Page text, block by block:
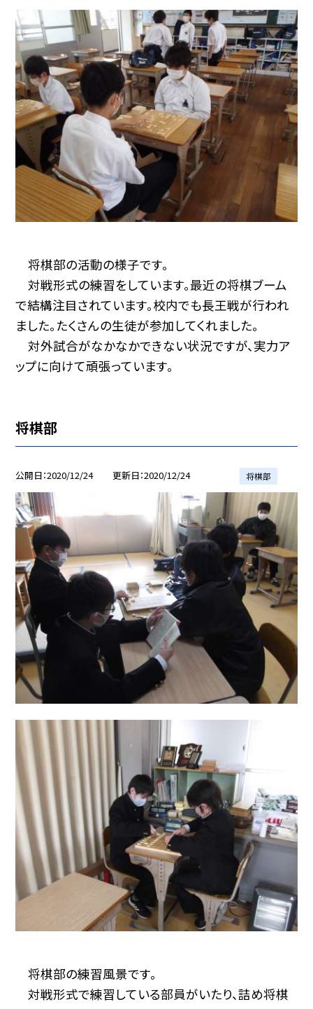
将棋部の活動の様子です。
対戦形式の練習をしています。最近の将棋ブーム
で結構注目されています。校内でも長王戦が行われ
ました。たくさんの生徒が参加してくれました。
対外試合がなかなかできない状況ですが、実力ア
ップに向けて頑張っています。
将棋部
公開日 2020/12/24 更新日 2020/12/24 将棋部
将棋部の練習風景です。
対戦形式で練習している部員がいたり、詰め将棋